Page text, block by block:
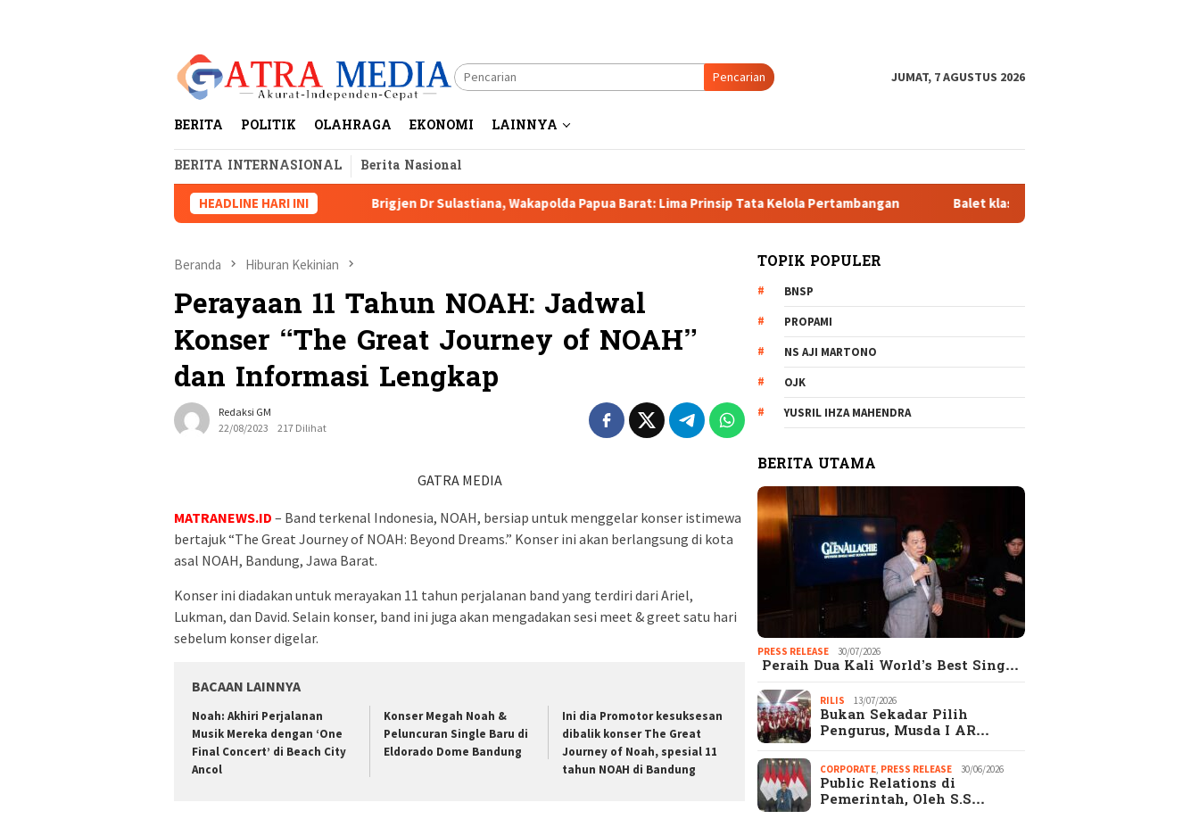
Pencarian JUMAT, 7 AGUSTUS 2026
BERITA POLITIK OLAHRAGA EKONOMI LAINNYA
BERITA INTERNASIONAL Berita Nasional
HEADLINE HARI INI
dan Dugaan Pelanggaran AD/ART Brigjen Dr Sulastiana, Wakapolda Papua Barat: Lima Prinsip Tata Kelola Pertambangan Balet klasik dan Jazz Pada 20 Desember 2025 di
Beranda Hiburan Kekinian
Perayaan 11 Tahun NOAH: Jadwal
Konser “The Great Journey of NOAH”
dan Informasi Lengkap
Redaksi GM
22/08/2023
217 Dilihat
GATRA MEDIA
MATRANEWS.ID – Band terkenal Indonesia, NOAH, bersiap untuk menggelar konser istimewa
bertajuk “The Great Journey of NOAH: Beyond Dreams.” Konser ini akan berlangsung di kota
asal NOAH, Bandung, Jawa Barat.
Konser ini diadakan untuk merayakan 11 tahun perjalanan band yang terdiri dari Ariel,
Lukman, dan David. Selain konser, band ini juga akan mengadakan sesi meet & greet satu hari
sebelum konser digelar.
BACAAN LAINNYA
Noah: Akhiri Perjalanan
Musik Mereka dengan ‘One
Final Concert’ di Beach City
Ancol
Konser Megah Noah &
Peluncuran Single Baru di
Eldorado Dome Bandung
Ini dia Promotor kesuksesan
dibalik konser The Great
Journey of Noah, spesial 11
tahun NOAH di Bandung
TOPIK POPULER
BNSP
PROPAMI
NS AJI MARTONO
OJK
YUSRIL IHZA MAHENDRA
BERITA UTAMA
PRESS RELEASE 30/07/2026
Peraih Dua Kali World’s Best Sing…
RILIS 13/07/2026
Bukan Sekadar Pilih
Pengurus, Musda I AR…
CORPORATE PRESS RELEASE 30/06/2026
Public Relations di
Pemerintah, Oleh S.S…